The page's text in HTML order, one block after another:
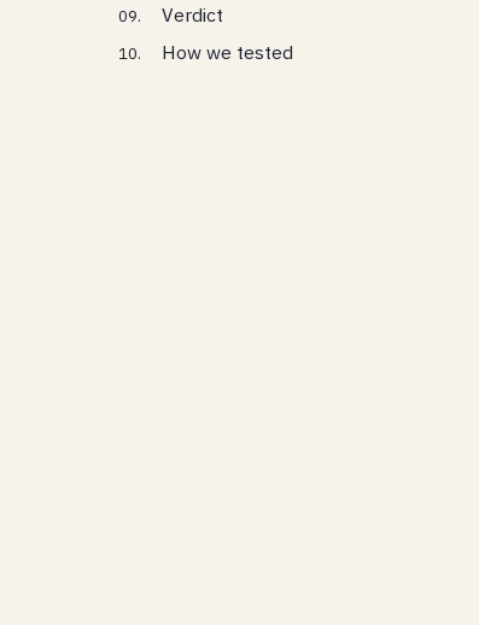
Verdict
How we tested